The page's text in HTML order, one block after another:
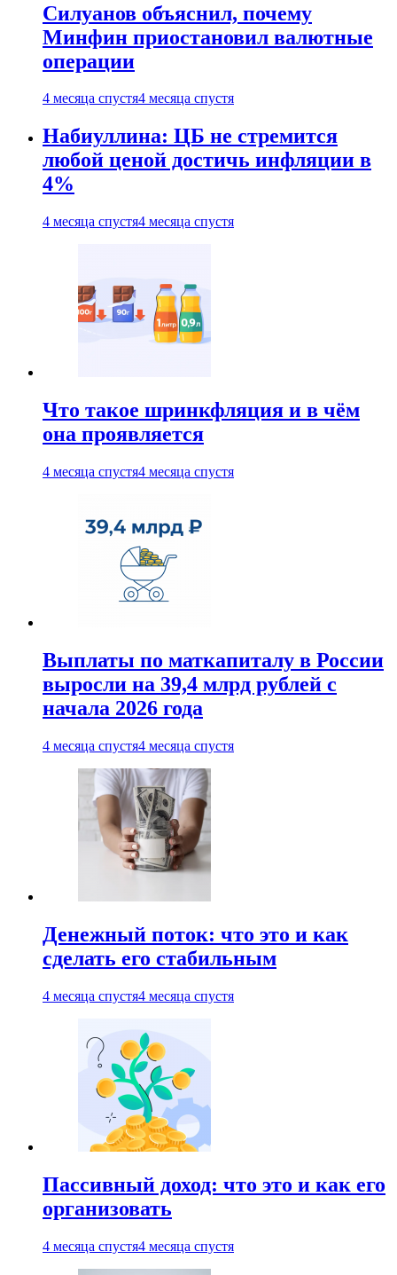
Силуанов объяснил, почему
Минфин приостановил валютные
операции
4 месяца спустя4 месяца спустя
Набиуллина: ЦБ не стремится
любой ценой достичь инфляции в
4%
4 месяца спустя4 месяца спустя
Что такое шринкфляция и в чём
она проявляется
4 месяца спустя4 месяца спустя
Выплаты по маткапиталу в России
выросли на 39,4 млрд рублей с
начала 2026 года
4 месяца спустя4 месяца спустя
Денежный поток: что это и как
сделать его стабильным
4 месяца спустя4 месяца спустя
Пассивный доход: что это и как его
организовать
4 месяца спустя4 месяца спустя